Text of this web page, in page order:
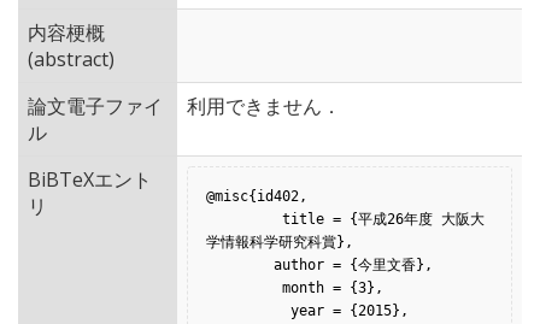
内容梗概
(abstract)
論文電子ファイ
ル
利用できません．
BiBTeXエント
リ
@misc{id402,
学情報科学研究科賞},